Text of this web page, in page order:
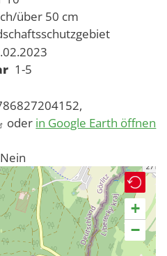
über 50 cm
1-5
oder in Google Earth öffnen
Nein
+
−